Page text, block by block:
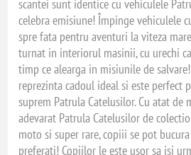
scantei sunt identice cu vehiculele
celebra emisiune! Împinge vehiculele
spre fata pentru aventuri la viteza
turnat in interiorul masinii, cu urechi
timp ce alearga in misiunile de
reprezinta cadoul ideal si este perfect
suprem Patrula Catelusilor. Cu atat de
adevarat Patrula Catelusilor de
moto si super rare, copiii se pot
preferati! Copiilor le este usor sa isi